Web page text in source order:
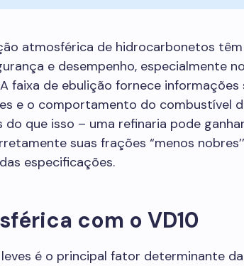
atmosférica de hidrocarbonetos
e desempenho, especialmente
faixa de ebulição fornece informações
e o comportamento do combustível
do que isso – uma refinaria pode ganhar
suas frações “menos
especificações.
com o VD10
é o principal fator determinante da